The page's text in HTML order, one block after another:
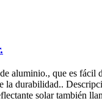
aluminio., que es
la durabilidad..
solar también